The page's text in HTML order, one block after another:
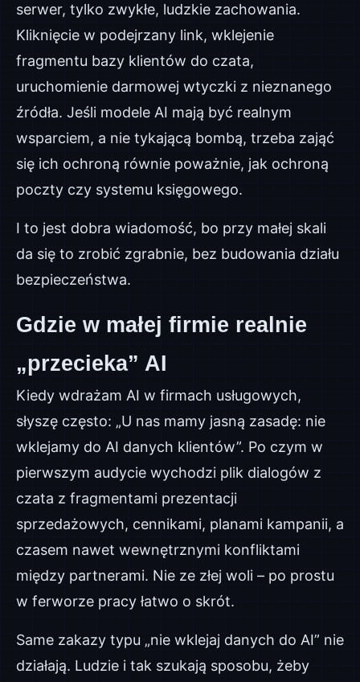
serwer, tylko zwykłe, ludzkie zachowania.
Kliknięcie w podejrzany link, wklejenie
fragmentu bazy klientów do czata,
uruchomienie darmowej wtyczki z nieznanego
źródła. Jeśli modele AI mają być realnym
wsparciem, a nie tykającą bombą, trzeba zająć
się ich ochroną równie poważnie, jak ochroną
poczty czy systemu księgowego.
I to jest dobra wiadomość, bo przy małej skali
da się to zrobić zgrabnie, bez budowania działu
bezpieczeństwa.
Gdzie w małej firmie realnie
„przecieka” AI
Kiedy wdrażam AI w firmach usługowych,
słyszę często: „U nas mamy jasną zasadę: nie
wklejamy do AI danych klientów”. Po czym w
pierwszym audycie wychodzi plik dialogów z
czata z fragmentami prezentacji
sprzedażowych, cennikami, planami kampanii, a
czasem nawet wewnętrznymi konfliktami
między partnerami. Nie ze złej woli – po prostu
w ferworze pracy łatwo o skrót.
Same zakazy typu „nie wklejaj danych do AI” nie
działają. Ludzie i tak szukają sposobu, żeby